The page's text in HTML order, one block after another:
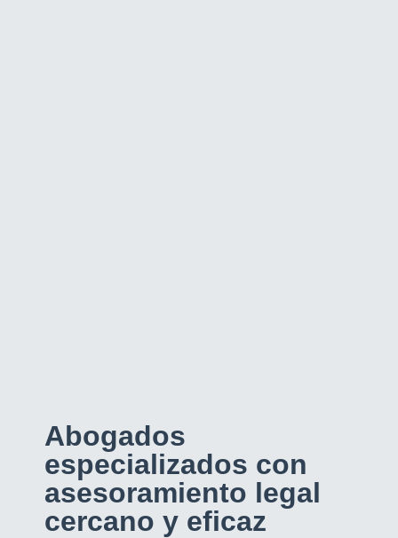
Abogados
especializados con
asesoramiento legal
cercano y eficaz